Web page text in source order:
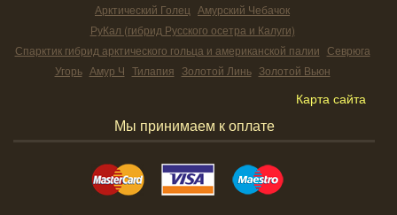
Арктический Голец Амурский Чебачок
РуКал (гибрид Русского осетра и Калуги)
Спарктик гибрид арктического гольца и американской палии Севрюга
Угорь Амур Ч Тилапия Золотой Линь Золотой Вьюн
Карта сайта
Мы принимаем к оплате